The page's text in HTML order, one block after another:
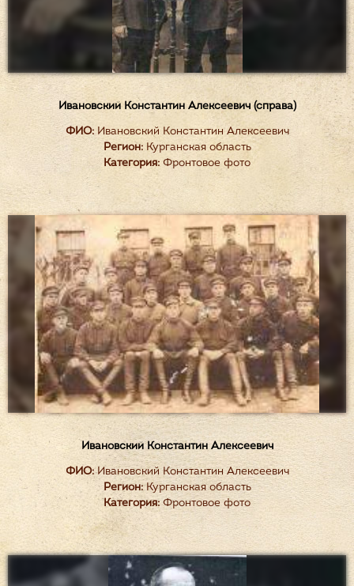
Ивановский Константин Алексеевич (справа)
ФИО:Ивановский Константин Алексеевич
Регион:Курганская область
Категория: Фронтовое фото
Ивановский Константин Алексеевич
ФИО:Ивановский Константин Алексеевич
Регион:Курганская область
Категория: Фронтовое фото